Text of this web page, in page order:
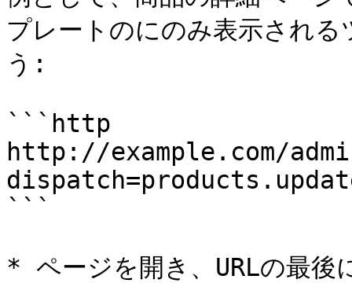
プレートのにのみ表示され
う:
```http
http://example.com/
```
* ページを開き、URLの最